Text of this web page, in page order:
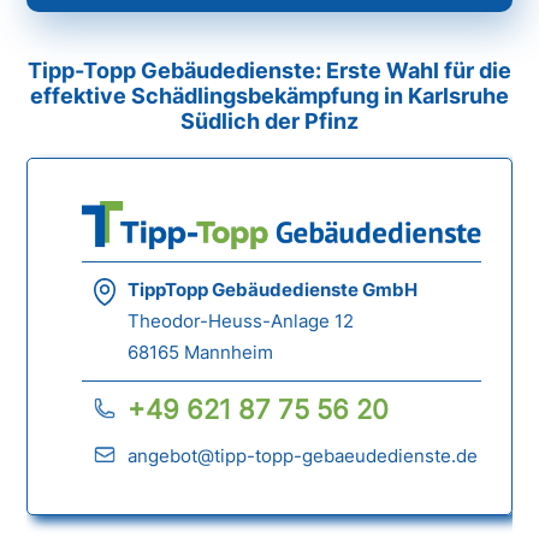
Tipp-Topp Gebäudedienste: Erste Wahl für die
effektive Schädlingsbekämpfung in Karlsruhe
Südlich der Pfinz
TippTopp Gebäudedienste GmbH
Theodor-Heuss-Anlage 12
68165 Mannheim
+49 621 87 75 56 20
angebot@tipp-topp-gebaeudedienste.de